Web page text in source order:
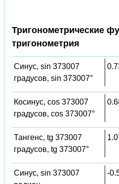
Тригонометрические
тригонометрия
Синус, sin 373007
градусов, sin 373007°
Косинус, cos 373007
градусов, cos 373007°
Тангенс, tg 373007
градусов, tg 373007°
Синус, sin 373007
-